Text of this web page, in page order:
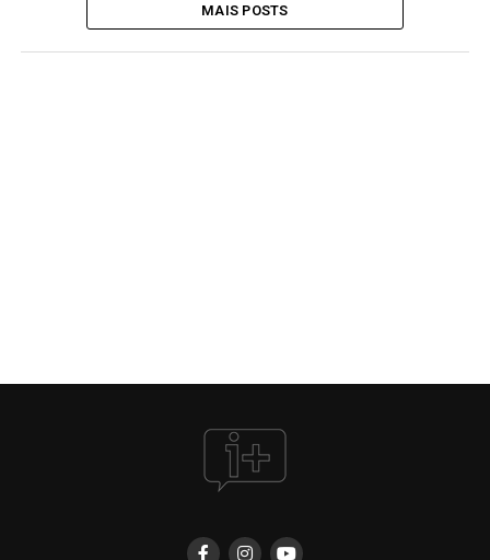
MAIS POSTS